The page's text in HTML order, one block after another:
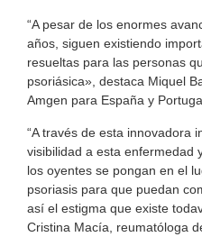
“A pesar de los enormes
años, siguen existiendo
resueltas para las personas
psoriásica», destaca Miquel
Amgen para España y
“A través de esta innovadora
visibilidad a esta enfermedad
los oyentes se pongan en el
psoriasis para que puedan
así el estigma que existe
Cristina Macía, reumatóloga